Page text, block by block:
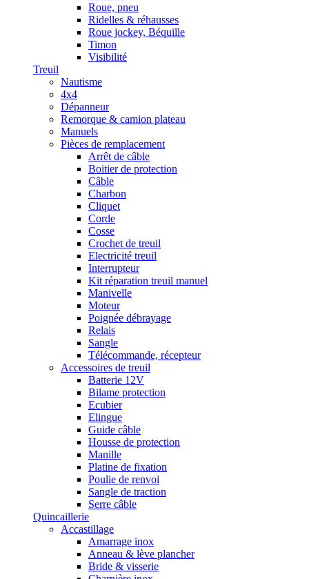
Roue, pneu
Ridelles & réhausses
Roue jockey, Béquille
Timon
Visibilité
Treuil
Nautisme
4x4
Dépanneur
Remorque & camion plateau
Manuels
Pièces de remplacement
Arrêt de câble
Boitier de protection
Câble
Charbon
Cliquet
Corde
Cosse
Crochet de treuil
Electricité treuil
Interrupteur
Kit réparation treuil manuel
Manivelle
Moteur
Poignée débrayage
Relais
Sangle
Télécommande, récepteur
Accessoires de treuil
Batterie 12V
Bilame protection
Ecubier
Elingue
Guide câble
Housse de protection
Manille
Platine de fixation
Poulie de renvoi
Sangle de traction
Serre câble
Quincaillerie
Accastillage
Amarrage inox
Anneau & lève plancher
Bride & visserie